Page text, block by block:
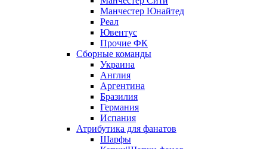
Манчестер Юнайтед
Реал
Ювентус
Прочие ФК
Сборные команды
Украина
Англия
Аргентина
Бразилия
Германия
Испания
Атрибутика для фанатов
Шарфы